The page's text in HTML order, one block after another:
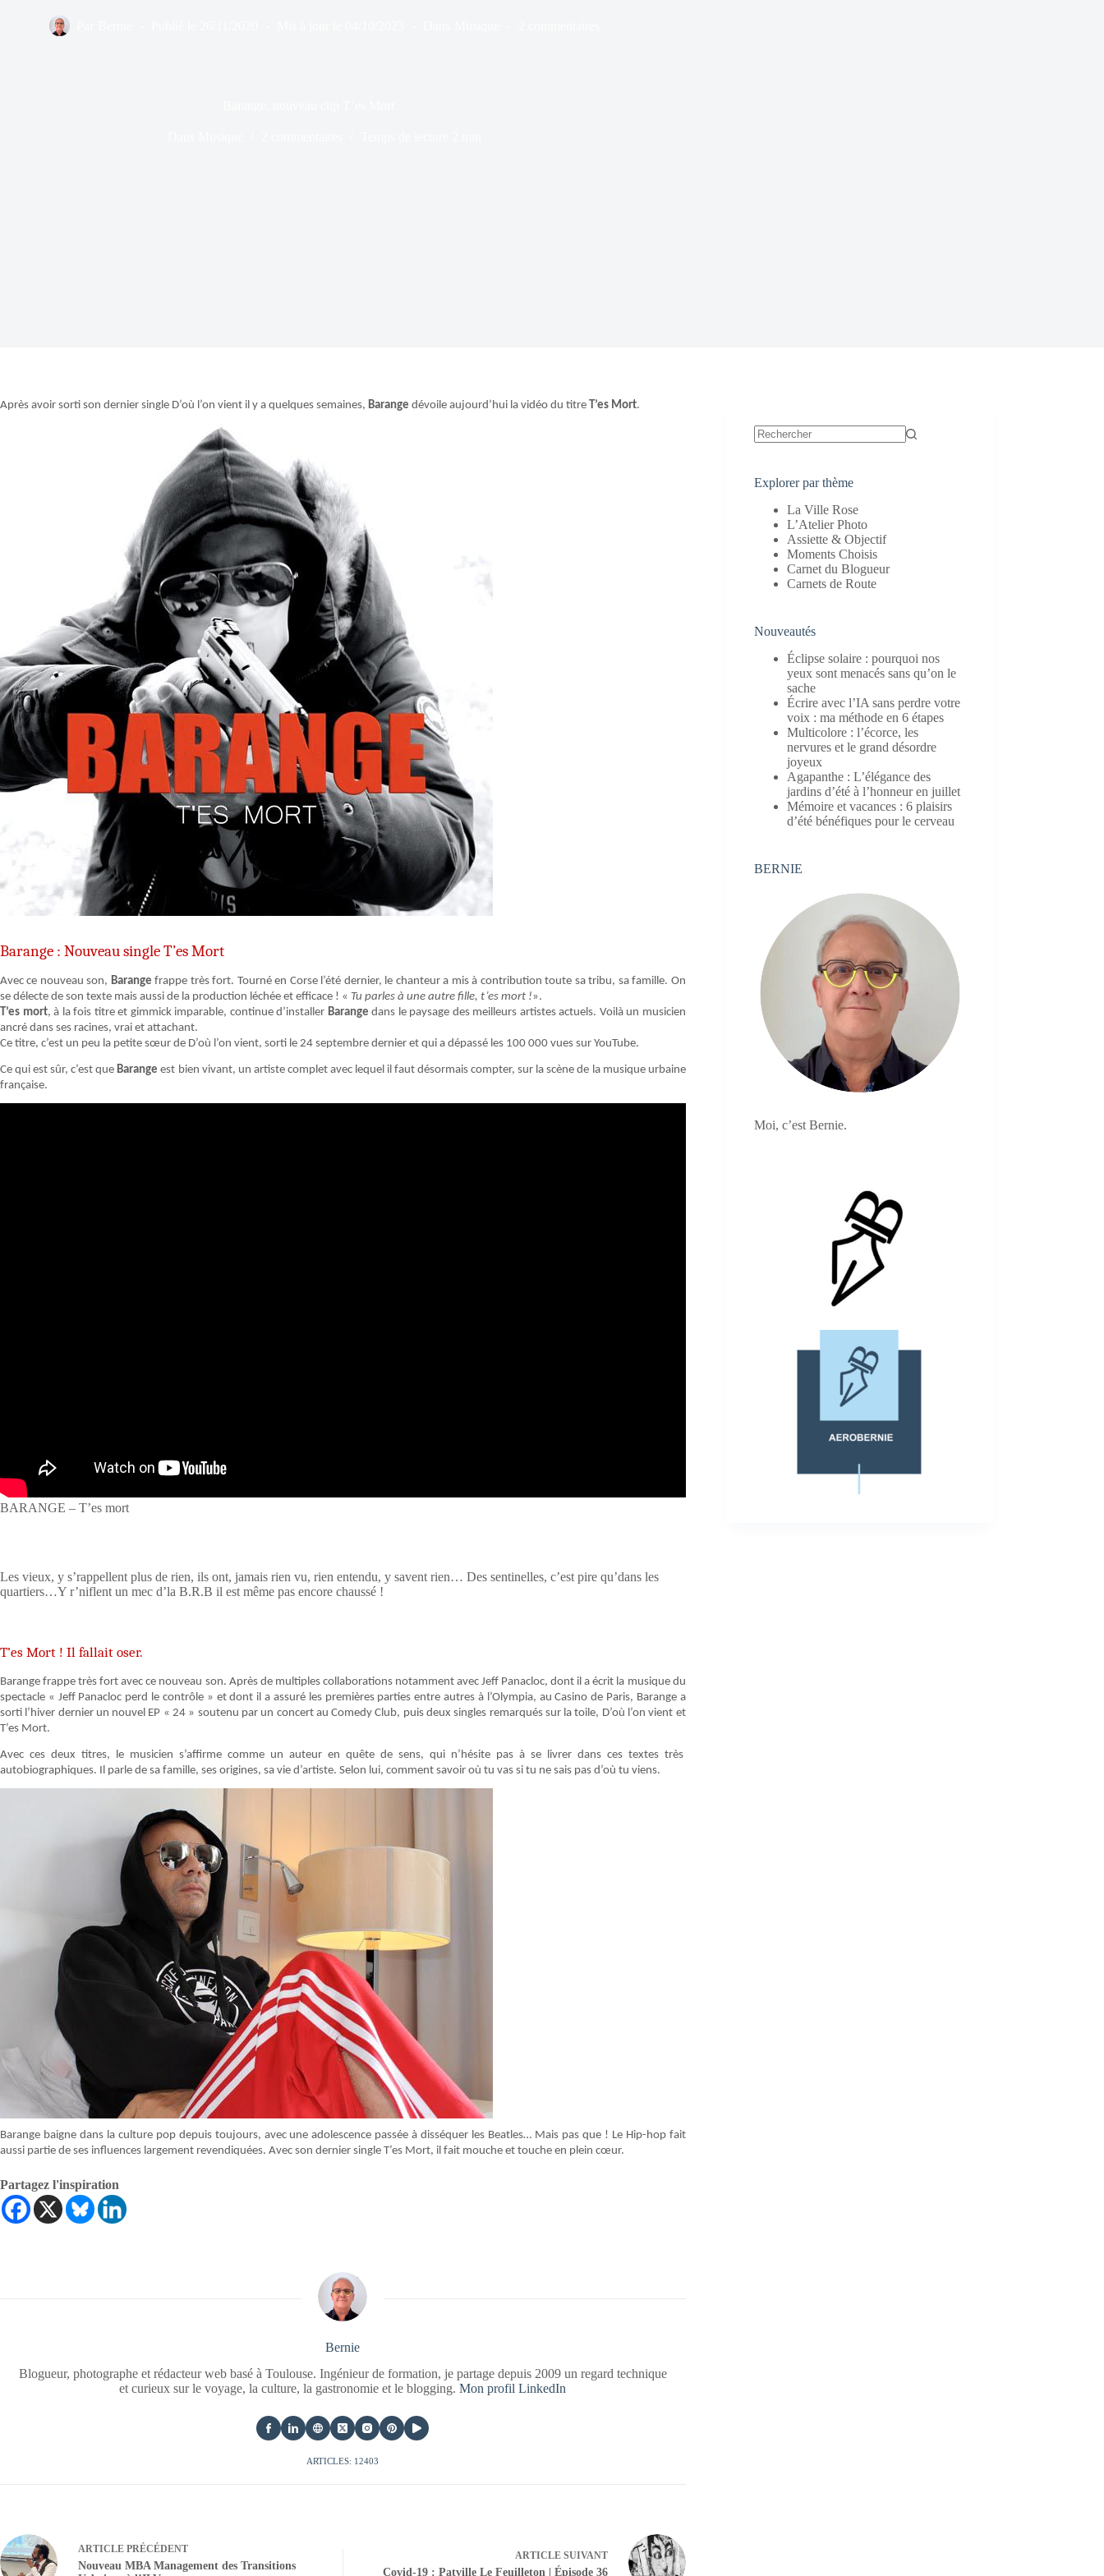
Après avoir sorti son dernier single D’où l’on vient il y a quelques semaines, Barange dévoile aujourd’hui la vidéo du titre T’es Mort.
Barange : Nouveau single T’es Mort
Avec ce nouveau son, Barange frappe très fort. Tourné en Corse l’été dernier, le chanteur a mis à contribution toute sa tribu, sa famille. On
se délecte de son texte mais aussi de la production léchée et efficace ! « Tu parles à une autre fille, t’es mort !».
T’es mort, à la fois titre et gimmick imparable, continue d’installer Barange dans le paysage des meilleurs artistes actuels. Voilà un musicien
ancré dans ses racines, vrai et attachant.
Ce titre, c’est un peu la petite sœur de D’où l’on vient, sorti le 24 septembre dernier et qui a dépassé les 100 000 vues sur YouTube.
Ce qui est sûr, c’est que Barange est bien vivant, un artiste complet avec lequel il faut désormais compter, sur la scène de la musique urbaine
française.
BARANGE – T’es mort
Les vieux, y s’rappellent plus de rien, ils ont, jamais rien vu, rien entendu, y savent rien… Des sentinelles, c’est pire qu’dans les
quartiers…Y r’niflent un mec d’la B.R.B il est même pas encore chaussé !
T’es Mort ! Il fallait oser.
Barange frappe très fort avec ce nouveau son. Après de multiples collaborations notamment avec Jeff Panacloc, dont il a écrit la musique du
spectacle « Jeff Panacloc perd le contrôle » et dont il a assuré les premières parties entre autres à l’Olympia, au Casino de Paris, Barange a
sorti l’hiver dernier un nouvel EP « 24 » soutenu par un concert au Comedy Club, puis deux singles remarqués sur la toile, D’où l’on vient et
T’es Mort.
Avec ces deux titres, le musicien s’affirme comme un auteur en quête de sens, qui n’hésite pas à se livrer dans ces textes très
autobiographiques. Il parle de sa famille, ses origines, sa vie d’artiste. Selon lui, comment savoir où tu vas si tu ne sais pas d’où tu viens.
Barange baigne dans la culture pop depuis toujours, avec une adolescence passée à disséquer les Beatles… Mais pas que ! Le Hip-hop fait
aussi partie de ses influences largement revendiquées. Avec son dernier single T’es Mort, il fait mouche et touche en plein cœur.
Partagez l'inspiration
Bernie
Blogueur, photographe et rédacteur web basé à Toulouse. Ingénieur de formation, je partage depuis 2009 un regard technique
et curieux sur le voyage, la culture, la gastronomie et le blogging.Mon profil LinkedIn
ARTICLES: 12403
ARTICLE PRÉCÉDENT
Nouveau MBA Management des Transitions
ARTICLESUIVANT
Covid-19 : Patville Le Feuilleton | Épisode 36
Explorer par thème
La Ville Rose
L’Atelier Photo
Assiette & Objectif
Moments Choisis
Carnet du Blogueur
Carnets de Route
Nouveautés
Éclipse solaire : pourquoi nos
yeux sont menacés sans qu’on le
sache
Écrire avec l’IA sans perdre votre
voix : ma méthode en 6 étapes
Multicolore : l’écorce, les
nervures et le grand désordre
joyeux
Agapanthe : L’élégance des
jardins d’été à l’honneur en juillet
Mémoire et vacances : 6 plaisirs
d’été bénéfiques pour le cerveau
BERNIE
Moi, c’est Bernie.